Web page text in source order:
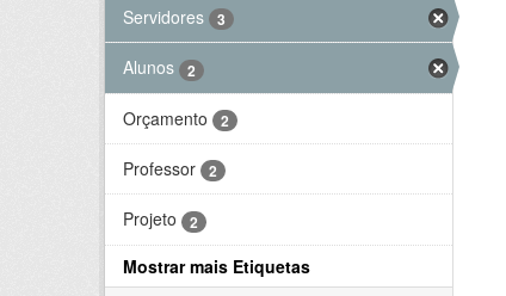
Servidores 3
Alunos 2
Orçamento 2
Professor 2
Projeto 2
Mostrar mais Etiquetas